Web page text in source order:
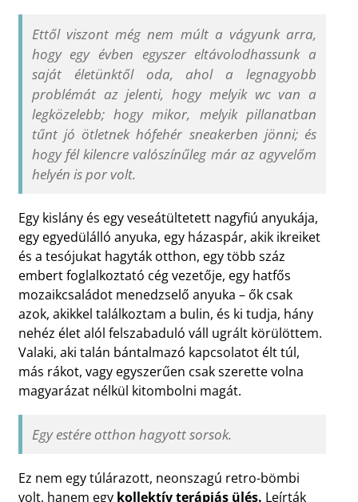
Ettől viszont még nem múlt a vágyunk arra,
hogy egy évben egyszer eltávolodhassunk a
saját életünktől oda, ahol a legnagyobb
problémát az jelenti, hogy melyik wc van a
legközelebb; hogy mikor, melyik pillanatban
tűnt jó ötletnek hófehér sneakerben jönni; és
hogy fél kilencre valószínűleg már az agyvelőm
helyén is por volt.
Egy kislány és egy veseátültetett nagyfiú anyukája,
egy egyedülálló anyuka, egy házaspár, akik ikreiket
és a tesójukat hagyták otthon, egy több száz
embert foglalkoztató cég vezetője, egy hatfős
mozaikcsaládot menedzselő anyuka – ők csak
azok, akikkel találkoztam a bulin, és ki tudja, hány
nehéz élet alól felszabaduló váll ugrált körülöttem.
Valaki, aki talán bántalmazó kapcsolatot élt túl,
más rákot, vagy egyszerűen csak szerette volna
magyarázat nélkül kitombolni magát.
Egy estére otthon hagyott sorsok.
Ez nem egy túlárazott, neonszagú retro-bömbi
volt, hanem egy kollektív terápiás ülés. Leírták